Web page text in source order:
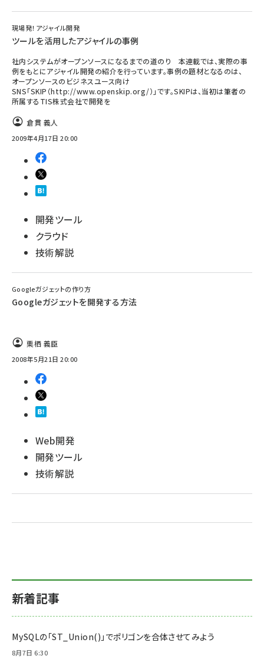
現場発！アジャイル開発
ツールを活用したアジャイルの事例
社内システムがオープンソースになるまでの道のり 本連載では、実際の事
例をもとにアジャイル開発の紹介を行っています。事例の題材となるのは、
オープンソースのビジネスユース向け
SNS「SKIP（http://www.openskip.org/）」です。SKIPは、当初は筆者の
所属するTIS株式会社で開発を
倉貫 義人
2009年4月17日 20:00
開発ツール
クラウド
技術解説
Googleガジェットの作り方
Googleガジェットを開発する方法
栗栖 義臣
2008年5月21日 20:00
Web開発
開発ツール
技術解説
新着記事
MySQLの「ST_Union()」でポリゴンを合体させてみよう
8月7日 6:30